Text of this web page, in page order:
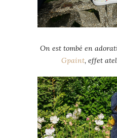
On est tombé en
Gpaint, effet